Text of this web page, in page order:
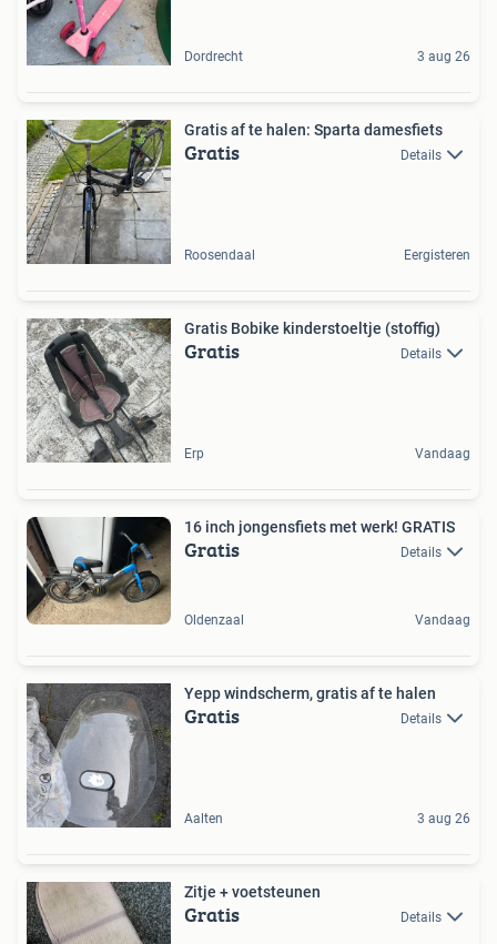
Dordrecht 3 aug 26
Gratis af te halen: Sparta damesfiets
Gratis Details
Roosendaal Eergisteren
Gratis Bobike kinderstoeltje (stoffig)
Gratis Details
Erp Vandaag
16 inch jongensfiets met werk! GRATIS
Gratis Details
Oldenzaal Vandaag
Yepp windscherm, gratis af te halen
Gratis Details
Aalten 3 aug 26
Zitje + voetsteunen
Gratis Details